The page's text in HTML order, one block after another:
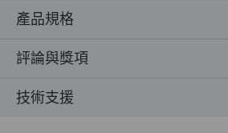
產品規格
評論與獎項
技術支援